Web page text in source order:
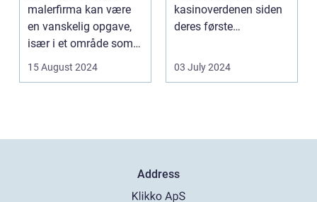
malerfirma kan være
en vanskelig opgave,
især i et område som
Frederiksberg, hv...
15 August 2024
kasinoverdenen siden
deres første
spillea...
03 July 2024
Address